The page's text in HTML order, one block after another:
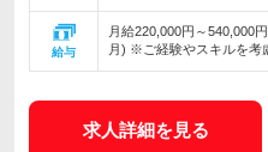
給与
月給220,000円～540,000
月) ※ご経験やスキルを考
求人詳細を見る